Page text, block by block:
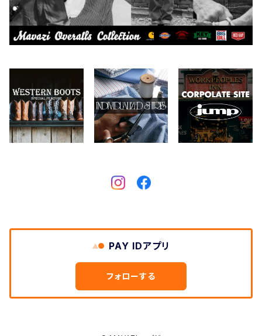
Collonil
CONVERSE
Crescent Down Works
FERNAND LEATHER
ケア用品
本、写真集
2026.6.27
PAY IDアプリ
フォローする